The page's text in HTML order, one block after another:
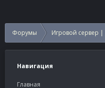
Форумы Игровой сервер |
Навигация
Главная